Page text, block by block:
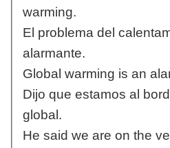
warming.
El problema del
alarmante.
Global warming is an
Dijo que estamos al
global.
He said we are on the